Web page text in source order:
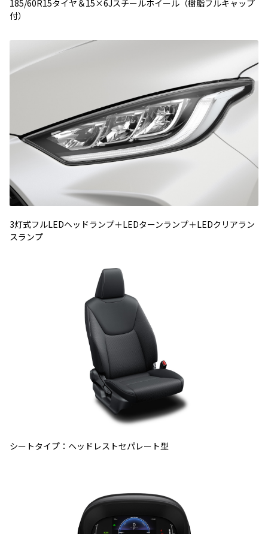
185/60R15タイヤ＆15×6Jスチールホイール（樹脂フルキャップ
付）
3灯式フルLEDヘッドランプ＋LEDターンランプ＋LEDクリアラン
スランプ
シートタイプ：ヘッドレストセパレート型